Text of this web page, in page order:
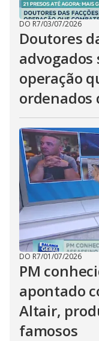
DO R7/03/07/2026
Doutores
advogados
operação
ordenados
DO R7/01/07/2026
PM
apontado
Altair,
famosos